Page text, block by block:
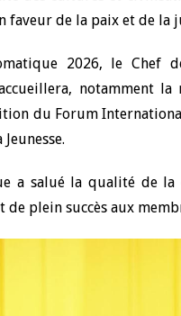
faveur de la paix et de la
2026, le Chef
notamment
du Forum
a salué la qualité de la
de plein succès aux
22 juillet 2026
Claude Kassi BROU lors
de présentation du